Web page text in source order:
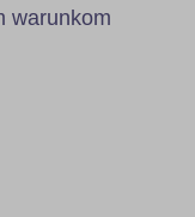
warunkom